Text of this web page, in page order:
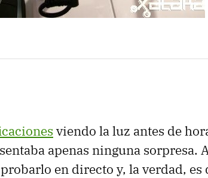
viendo la luz antes de
apenas ninguna sorpresa.
en directo y, la verdad, es